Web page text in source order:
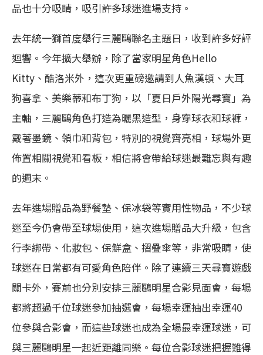
品也十分吸睛，吸引許多球迷進場支持。
去年統一獅首度舉行三麗鷗聯名主題日，收到許多好評
迴響。今年擴大舉辦，除了當家明星角色Hello
Kitty、酷洛米外，這次更重磅邀請到人魚漢頓、大耳
狗喜拿、美樂蒂和布丁狗，以「夏日戶外陽光尋寶」為
主軸，三麗鷗角色打造為曬黑造型，身穿球衣和球褲，
戴著墨鏡、領巾和背包，特別的視覺齊亮相，球場外更
佈置相關視覺和看板，相信將會帶給球迷最難忘與有趣
的週末。
去年進場贈品為野餐墊、保冰袋等實用性物品，不少球
迷至今仍會帶至球場使用，這次進場贈品大升級，包含
行李綁帶、化妝包、保鮮盒、摺疊傘等，非常吸睛，使
球迷在日常都有可愛角色陪伴。除了連續三天尋寶遊戲
關卡外，賽前也分別安排三麗鷗明星合影見面會，每場
都將超過千位球迷參加抽選會，每場幸運抽出幸運40
位參與合影會，而這些球迷也成為全場最幸運球迷，可
與三麗鷗明星一起近距離同樂。每位合影球迷把握難得